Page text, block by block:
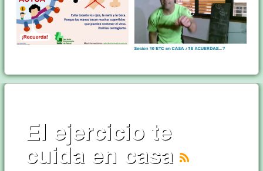
El ejercicio te
cuida en casa